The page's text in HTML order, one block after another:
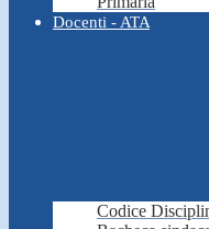
Docenti - ATA
Codice